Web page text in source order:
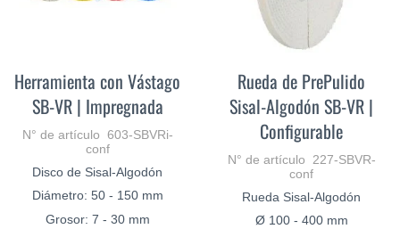
Herramienta con Vástago
SB-VR | Impregnada
N° de artículo 603-SBVRi-
conf
Disco de Sisal-Algodón
Diámetro: 50 - 150 mm
Grosor: 7 - 30 mm
Rueda de PrePulido
Sisal-Algodón SB-VR |
Configurable
N° de artículo 227-SBVR-
conf
Rueda Sisal-Algodón
Ø 100 - 400 mm